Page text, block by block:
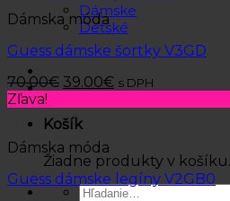
Dámske
Detské
Košík
Žiadne produkty v košíku.
Hľadať:
Dámska móda
Guess dámske šortky V3GD
70.00€ 39.00€ s DPH
Zľava!
Dámska móda
Guess dámske legíny V2GB0